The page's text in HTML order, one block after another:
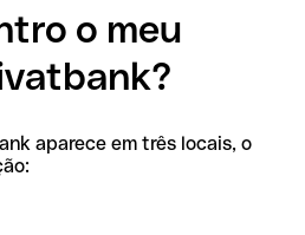
o meu
aparece em três locais, o